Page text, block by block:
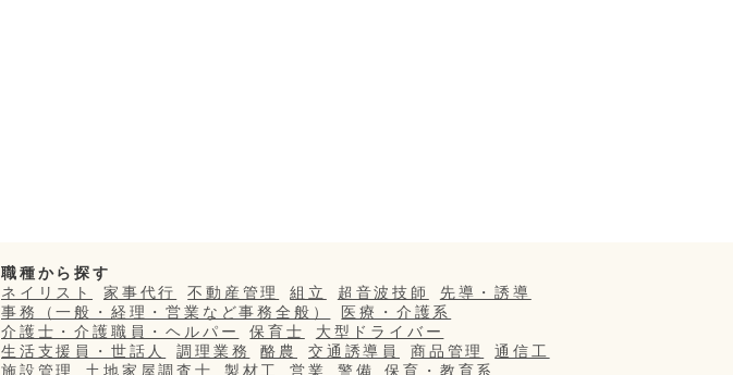
職種から探す
ネイリスト
家事代行 不動産管理 組立 超音波技師
先導・誘導
事務（一般・経理・営業など事務全般）
医療・介護系
介護士・介護職員・ヘルパー
保育士
大型ドライバー
生活支援員・世話人
調理業務 酪農 交通誘導員 商品管理
通信工
施設管理
土地家屋調査士 製材工 営業 警備
保育・教育系